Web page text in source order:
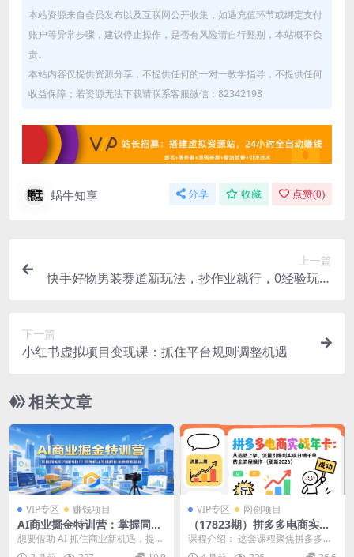
本站资源来自会员发布以及互联网公开收集，如遇充值环节或绑定支付
账户等异常步骤，建议停止操作，是否有风险请自行甄别，本站概不负
责。
本站内容仅提供资源分享，不提供任何的一对一教学指导，不提供任何
收益保障；若资源无法下载请联系客服微信：82342198
蜗牛知享 分享 收藏 点赞(0)
上一篇
快手好物男装赛道新玩法，抄作业就行，0经验玩转
下一篇
小红书虚拟项目变现课：抓住平台规则调整机遇
相关文章
VIP专区 赚钱项目
AI商业掘金特训营：掌握同城
引流直播技巧，刷新商业思维
想要借助 AI 抓住商业新机遇，提升
门店客流与直播业绩？这套创富火
VIP专区 网创项目
（17823期）拼多多电商实战
年卡：从选品上架、流量引爆
到实现日销千单的全流程操作
课程介绍： 这套课程聚焦拼多多实
战运营，从选品到售后全链路覆